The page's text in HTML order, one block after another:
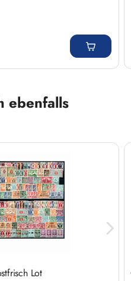
ebenfalls
Lot